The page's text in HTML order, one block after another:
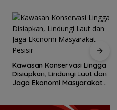
Kawasan Konservasi Lingga
Disiapkan, Lindungi Laut dan
Jaga Ekonomi Masyarakat